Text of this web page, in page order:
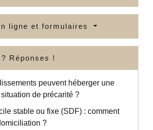
ligne et formulaires
Réponses !
peuvent héberger une
de précarité ?
stable ou fixe (SDF) : comment
?